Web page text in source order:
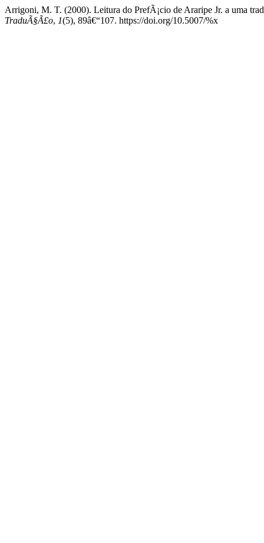
Arrigoni, M. T. (2000). Leitura do PrefÃ¡cio de Araripe Jr. a uma
TraduÃ§Ã£o, 1(5), 89â€“107. https://doi.org/10.5007/%x